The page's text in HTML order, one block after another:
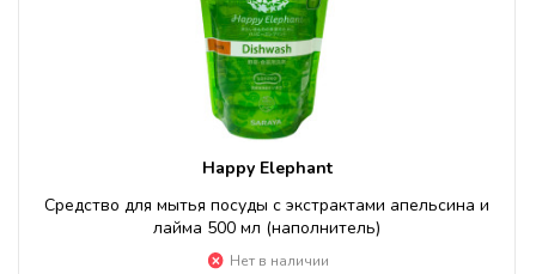
Happy Elephant
Средство для мытья посуды c экстрактами апельсина и
лайма 500 мл (наполнитель)
Нет в наличии